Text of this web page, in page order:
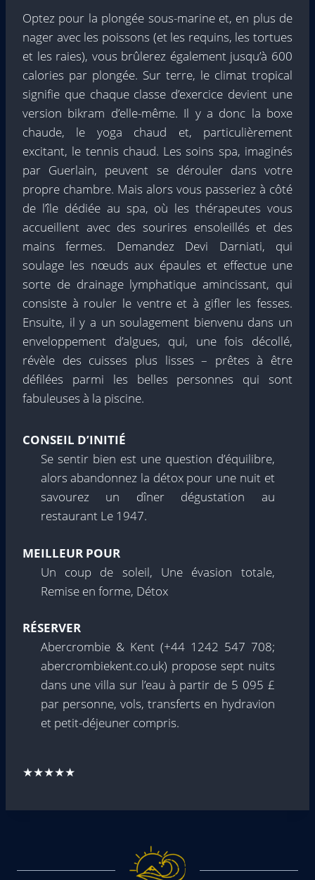
Optez pour la plongée sous-marine et, en plus de
nager avec les poissons (et les requins, les tortues
et les raies), vous brûlerez également jusqu’à 600
calories par plongée. Sur terre, le climat tropical
signifie que chaque classe d’exercice devient une
version bikram d’elle-même. Il y a donc la boxe
chaude, le yoga chaud et, particulièrement
excitant, le tennis chaud. Les soins spa, imaginés
par Guerlain, peuvent se dérouler dans votre
propre chambre. Mais alors vous passeriez à côté
de l’île dédiée au spa, où les thérapeutes vous
accueillent avec des sourires ensoleillés et des
mains fermes. Demandez Devi Darniati, qui
soulage les nœuds aux épaules et effectue une
sorte de drainage lymphatique amincissant, qui
consiste à rouler le ventre et à gifler les fesses.
Ensuite, il y a un soulagement bienvenu dans un
enveloppement d’algues, qui, une fois décollé,
révèle des cuisses plus lisses – prêtes à être
défilées parmi les belles personnes qui sont
fabuleuses à la piscine.
CONSEIL D’INITIÉ
Se sentir bien est une question d’équilibre,
alors abandonnez la détox pour une nuit et
savourez un dîner dégustation au
restaurant Le 1947.
MEILLEUR POUR
Un coup de soleil, Une évasion totale,
Remise en forme, Détox
RÉSERVER
Abercrombie & Kent (+44 1242 547 708;
abercrombiekent.co.uk) propose sept nuits
dans une villa sur l’eau à partir de 5 095 £
par personne, vols, transferts en hydravion
et petit-déjeuner compris.
★★★★★